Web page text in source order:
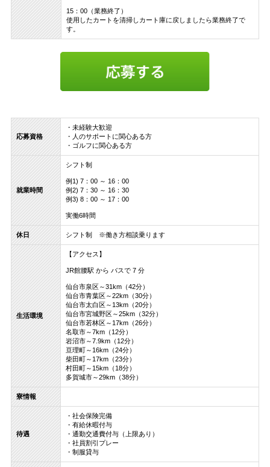
15：00（業務終了）
使用したカートを清掃しカート庫に戻しましたら業務終了で
す。
応募資格
・未経験大歓迎
・人のサポートに関心ある方
・ゴルフに関心ある方
就業時間
シフト制
例1) 7：00 ～ 16：00
例2) 7：30 ～ 16：30
例3) 8：00 ～ 17：00
実働6時間
休日 シフト制 ※働き方相談乗ります
生活環境
【アクセス】
JR館腰駅 から バスで 7 分
仙台市泉区～31km（42分）
仙台市青葉区～22km（30分）
仙台市太白区～13km（20分）
仙台市宮城野区～25km（32分）
仙台市若林区～17km（26分）
名取市～7km（12分）
岩沼市～7.9km（12分）
亘理町～16km（24分）
柴田町～17km（23分）
村田町～15km（18分）
多賀城市～29km（38分）
寮情報
待遇
・社会保険完備
・有給休暇付与
・通勤交通費付与（上限あり）
・社員割引プレー
・制服貸与